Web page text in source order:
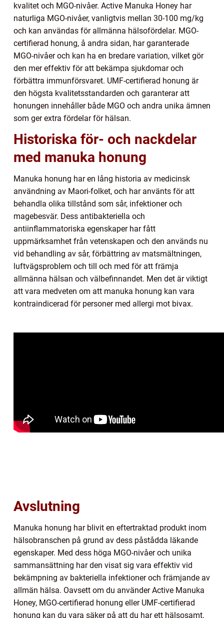
kvalitet och MGO-nivåer. Active Manuka Honey har
naturliga MGO-nivåer, vanligtvis mellan 30-100 mg/kg
och kan användas för allmänna hälsofördelar. MGO-
certifierad honung, å andra sidan, har garanterade
MGO-nivåer och kan ha en bredare variation, vilket gör
den mer effektiv för att bekämpa sjukdomar och
förbättra immunförsvaret. UMF-certifierad honung är
den högsta kvalitetsstandarden och garanterar att
honungen innehåller både MGO och andra unika ämnen
som ger extra fördelar för hälsan.
Historiska för- och nackdelar
med manuka honung
Manuka honung har en lång historia av medicinsk
användning av Maori-folket, och har använts för att
behandla olika tillstånd som sår, infektioner och
magebesvär. Dess antibakteriella och
antiinflammatoriska egenskaper har fått
uppmärksamhet från vetenskapen och den används nu
vid behandling av sår, förbättring av matsmältningen,
luftvägsproblem och till och med för att främja
allmänna hälsan och välbefinnandet. Men det är viktigt
att vara medveten om att manuka honung kan vara
kontraindicerad för personer med allergi mot bivax.
Avslutning
Manuka honung har blivit en eftertraktad produkt inom
hälsobranschen på grund av dess påstådda läkande
egenskaper. Med dess höga MGO-nivåer och unika
sammansättning har den visat sig vara effektiv vid
bekämpning av bakteriella infektioner och främjande av
allmän hälsa. Oavsett om du använder Active Manuka
Honey, MGO-certifierad honung eller UMF-certifierad
honung kan du vara säker på att du har ett hälsosamt,